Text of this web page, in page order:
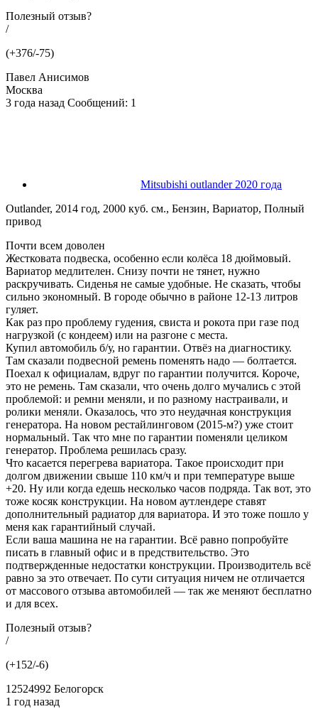
Полезный отзыв?
/
(+376/-75)
Павел Анисимов
Москва
3 года назад Сообщений: 1
Mitsubishi outlander 2020 года
Outlander, 2014 год, 2000 куб. см., Бензин, Вариатор, Полный
привод
Почти всем доволен
Жестковата подвеска, особенно если колёса 18 дюймовый.
Вариатор медлителен. Снизу почти не тянет, нужно
раскручивать. Сиденья не самые удобные. Не сказать, чтобы
сильно экономный. В городе обычно в районе 12-13 литров
гуляет.
Как раз про проблему гудения, свиста и рокота при газе под
нагрузкой (с кондеем) или на разгоне с места.
Купил автомобиль б/у, но гарантии. Отвёз на диагностику.
Там сказали подвесной ремень поменять надо — болтается.
Поехал к официалам, вдруг по гарантии получится. Короче,
это не ремень. Там сказали, что очень долго мучались с этой
проблемой: и ремни меняли, и по разному настраивали, и
ролики меняли. Оказалось, что это неудачная конструкция
генератора. На новом рестайлинговом (2015-м?) уже стоит
нормальный. Так что мне по гарантии поменяли целиком
генератор. Проблема решилась сразу.
Что касается перегрева вариатора. Такое происходит при
долгом движении свыше 110 км/ч и при температуре выше
+20. Ну или когда едешь несколько часов подряда. Так вот, это
тоже косяк конструкции. На новом аутлендере ставят
дополнительный радиатор для вариатора. И это тоже пошло у
меня как гарантийный случай.
Если ваша машина не на гарантии. Всё равно попробуйте
писать в главный офис и в предствительство. Это
подтвержденные недостатки конструкции. Производитель всё
равно за это отвечает. По сути ситуация ничем не отличается
от массового отзыва автомобилей — так же меняют бесплатно
и для всех.
Полезный отзыв?
/
(+152/-6)
12524992 Белогорск
1 год назад